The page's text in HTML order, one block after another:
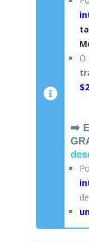
O
➡️